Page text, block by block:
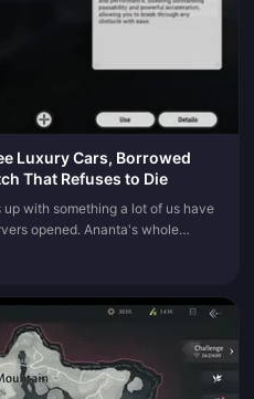
Luxury Cars, Borrowed
That Refuses to Die
with something a lot of us have
opened. Ananta's whole